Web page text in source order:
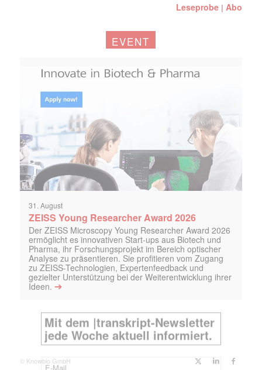
Leseprobe | Abo
EVENT
31. August
ZEISS Young Researcher Award 2026
Der ZEISS Microscopy Young Researcher Award 2026
ermöglicht es innovativen Start-ups aus Biotech und
Pharma, ihr Forschungsprojekt im Bereich optischer
Analyse zu präsentieren. Sie profitieren vom Zugang
zu ZEISS-Technologien, Expertenfeedback und
gezielter Unterstützung bei der Weiterentwicklung ihrer
Ideen. ➔
© Knowbio GmbH